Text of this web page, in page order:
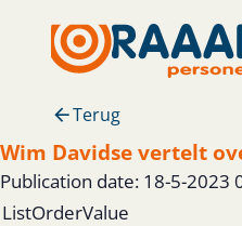
Terug
Wim Davidse vertelt
Publication date: 18-5-2023
ListOrderValue